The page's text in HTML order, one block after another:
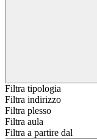
Filtra tipologia
Filtra indirizzo
Filtra plesso
Filtra aula
Filtra a partire dal